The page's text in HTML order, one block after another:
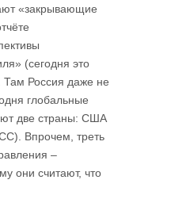
«закрывающие
(сегодня это
Там Россия даже не
глобальные
две страны: США
Впрочем, треть
–
они считают, что